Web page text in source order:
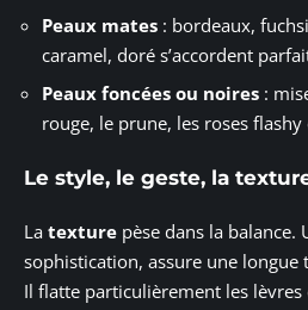
Peaux mates : bordeaux,
caramel, doré s’accordent
Peaux foncées ou noires :
rouge, le prune, les roses flashy
Le style, le geste, la
La texture pèse dans la balance.
sophistication, assure une longue
Il flatte particulièrement les